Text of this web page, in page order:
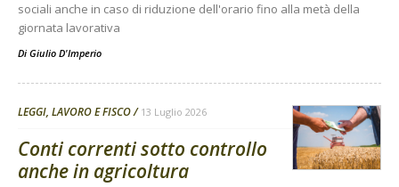
sociali anche in caso di riduzione dell'orario fino alla metà della
giornata lavorativa
Di Giulio D'Imperio
LEGGI, LAVORO E FISCO 13 Luglio 2026
Conti correnti sotto controllo
anche in agricoltura